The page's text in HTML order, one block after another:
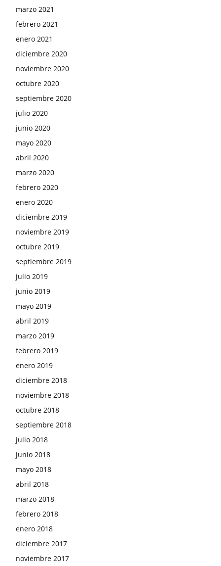
marzo 2021
febrero 2021
enero 2021
diciembre 2020
noviembre 2020
octubre 2020
septiembre 2020
julio 2020
junio 2020
mayo 2020
abril 2020
marzo 2020
febrero 2020
enero 2020
diciembre 2019
noviembre 2019
octubre 2019
septiembre 2019
julio 2019
junio 2019
mayo 2019
abril 2019
marzo 2019
febrero 2019
enero 2019
diciembre 2018
noviembre 2018
octubre 2018
septiembre 2018
julio 2018
junio 2018
mayo 2018
abril 2018
marzo 2018
febrero 2018
enero 2018
diciembre 2017
noviembre 2017